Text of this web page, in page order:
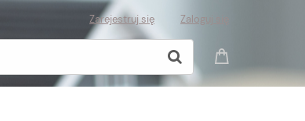
Zarejestruj się Zaloguj się